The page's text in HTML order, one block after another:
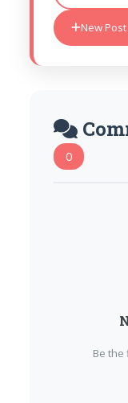
New Post
0
Be the